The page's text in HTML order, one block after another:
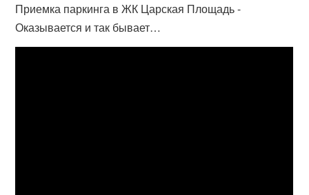
Приемка паркинга в ЖК Царская Площадь -
Оказывается и так бывает…